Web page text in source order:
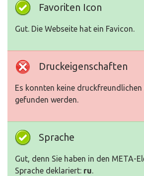
Favoriten Icon
Gut. Die Webseite hat ein Favicon.
Druckeigenschaften
Es konnten keine druckfreundlichen
gefunden werden.
Sprache
Gut, denn Sie haben in den META-
Sprache deklariert: ru.